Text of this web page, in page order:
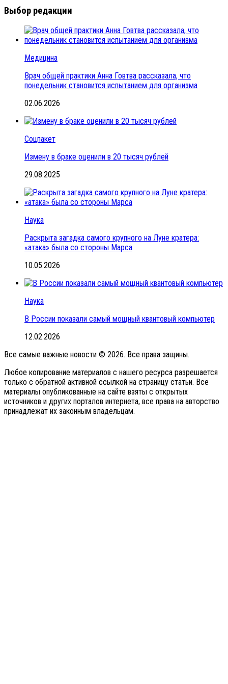
Выбор редакции
Медицина
Врач общей практики Анна Говтва рассказала, что
понедельник становится испытанием для организма
02.06.2026
Соцпакет
Измену в браке оценили в 20 тысяч рублей
29.08.2025
Наука
Раскрыта загадка самого крупного на Луне кратера:
«атака» была со стороны Марса
10.05.2026
Наука
В России показали самый мощный квантовый компьютер
12.02.2026
Все самые важные новости © 2026. Все права защины.
Любое копирование материалов с нашего ресурса разрешается
только с обратной активной ссылкой на страницу статьи. Все
материалы опубликованные на сайте взяты с открытых
источников и других порталов интернета, все права на авторство
принадлежат их законным владельцам.